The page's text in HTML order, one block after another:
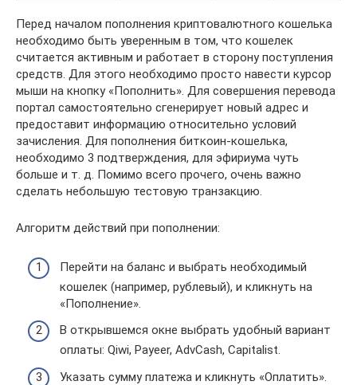
Перед началом пополнения криптовалютного кошелька
необходимо быть уверенным в том, что кошелек
считается активным и работает в сторону поступления
средств. Для этого необходимо просто навести курсор
мыши на кнопку «Пополнить». Для совершения перевода
портал самостоятельно сгенерирует новый адрес и
предоставит информацию относительно условий
зачисления. Для пополнения биткоин-кошелька,
необходимо 3 подтверждения, для эфириума чуть
больше и т. д. Помимо всего прочего, очень важно
сделать небольшую тестовую транзакцию.
Алгоритм действий при пополнении:
Перейти на баланс и выбрать необходимый
кошелек (например, рублевый), и кликнуть на
«Пополнение».
В открывшемся окне выбрать удобный вариант
оплаты: Qiwi, Payeer, AdvCash, Capitalist.
Указать сумму платежа и кликнуть «Оплатить».